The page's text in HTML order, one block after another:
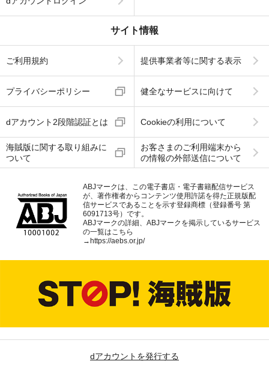
サイト情報
ご利用規約 提供事業者等に関する表示
プライバシーポリシー 健全なサービスに向けて
dアカウント2段階認証とは Cookieの利用について
海賊版に関する取り組みに
ついて
お客さまのご利用端末から
の情報の外部送信について
ABJマークは、この電子書店・電子書籍配信サービス
が、著作権者からコンテンツ使用許諾を得た正規版配
信サービスであることを示す登録商標（登録番号 第
6091713号）です。
ABJマークの詳細、ABJマークを掲示しているサービス
の一覧はこちら
→ https://aebs.or.jp/
dアカウントを発行する